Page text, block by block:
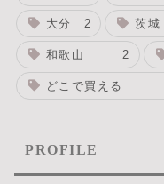
大分 2 茨城
和歌山 2
どこで買える
PROFILE